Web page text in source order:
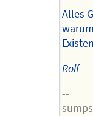
Alles
Rolf
--